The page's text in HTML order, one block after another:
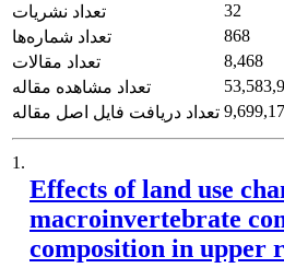
تعداد نشریات
32
تعداد شماره‌ها
868
تعداد مقالات
8,468
تعداد مشاهده مقاله
تعداد دریافت فایل اصل مقاله
1.
Effects of land use
macroinvertebrate
composition in upper